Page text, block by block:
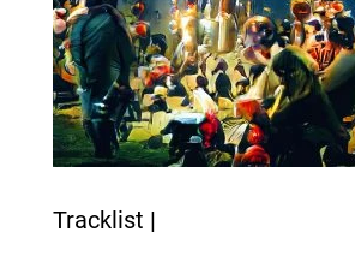
Tracklist |